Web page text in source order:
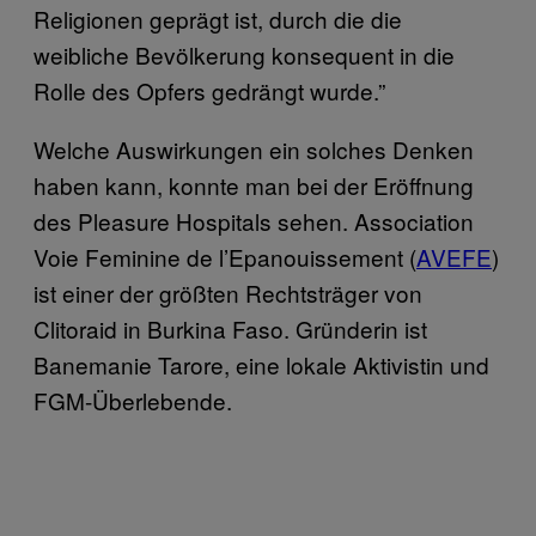
Religionen geprägt ist, durch die die
weibliche Bevölkerung konsequent in die
Rolle des Opfers gedrängt wurde.”
Welche Auswirkungen ein solches Denken
haben kann, konnte man bei der Eröffnung
des Pleasure Hospitals sehen. Association
Voie Feminine de l’Epanouissement (AVEFE)
ist einer der größten Rechtsträger von
Clitoraid in Burkina Faso. Gründerin ist
Banemanie Tarore, eine lokale Aktivistin und
FGM-Überlebende.